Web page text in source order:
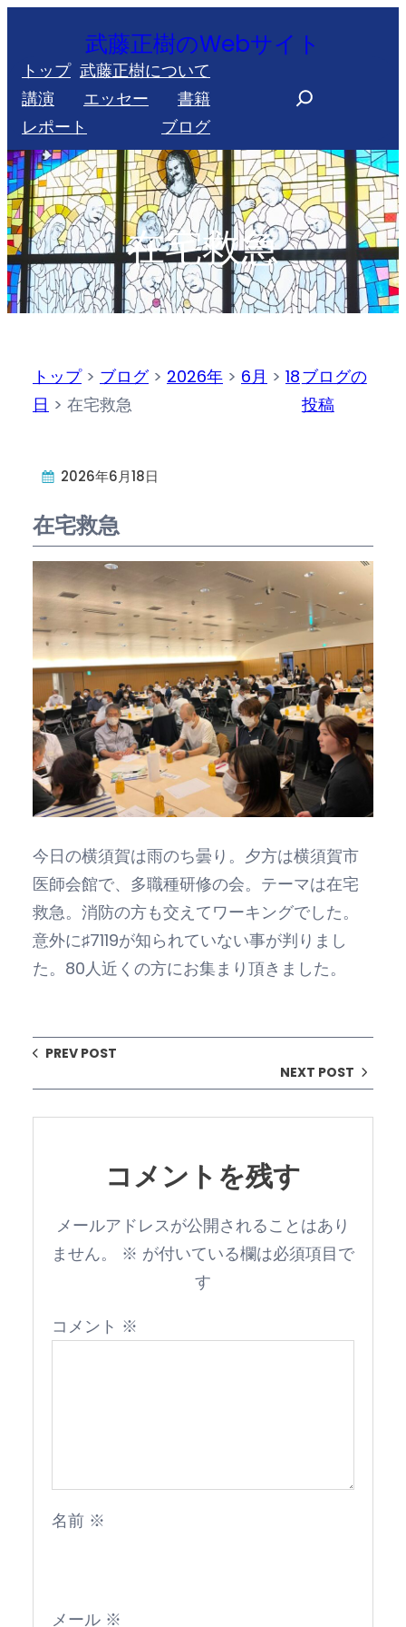
を
ス
キ
ッ
プ
武藤正樹のWebサイト
トップ 武藤正樹について
講演
エッセー
書籍
レポート
ブログ
r
c
h
在宅救急
トップ> ブログ> 2026年 > 6月 > 18
日 > 在宅救急
ブログの
投稿
2026年6月18日
在宅救急
今日の横須賀は雨のち曇り。夕方は横須賀市
医師会館で、多職種研修の会。テーマは在宅
救急。消防の方も交えてワーキングでした。
意外に♯7119が知られていない事が判りまし
た。80人近くの方にお集まり頂きました。
PREV POST
NEXT POST
コメントを残す
メールアドレスが公開されることはあり
ません。
※ が付いている欄は必須項目で
す
コメント ※
名前 ※
メール ※